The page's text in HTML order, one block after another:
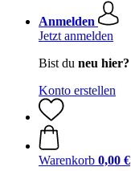
Anmelden
Jetzt anmelden
Bist du neu hier?
Konto erstellen
Warenkorb 0,00 €